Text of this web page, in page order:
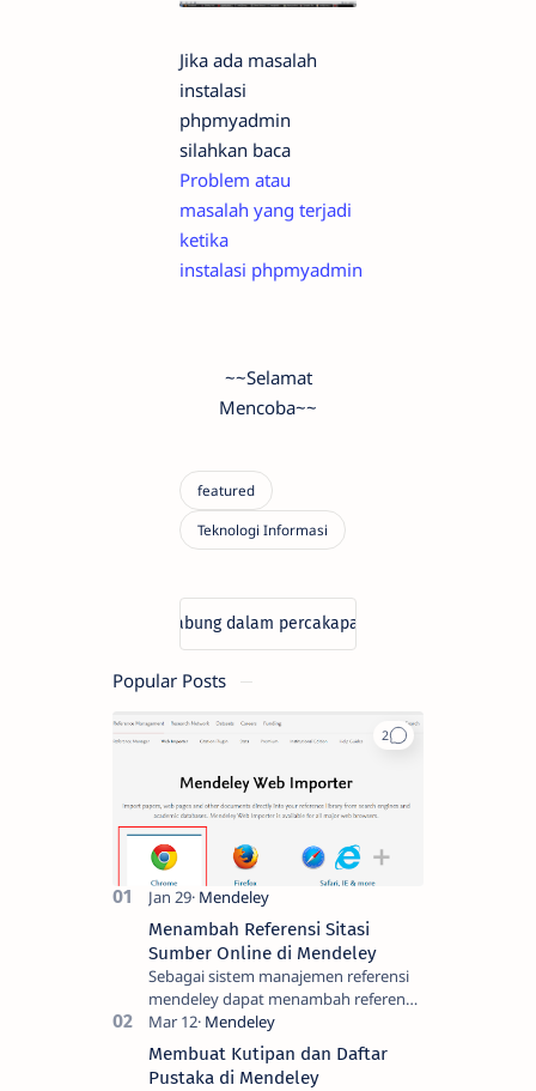
Jika ada masalah
instalasi
phpmyadmin
silahkan baca
Problem atau
masalah yang terjadi
ketika
instalasi phpmyadmin
~~Selamat
Mencoba~~
Popular Posts
Menambah Referensi Sitasi
Sumber Online di Mendeley
Sebagai sistem manajemen referensi
mendeley dapat menambah referensi
metadata dari artikel yang kita cari
melalui pangkalan database jurnal
onl…
Membuat Kutipan dan Daftar
Pustaka di Mendeley